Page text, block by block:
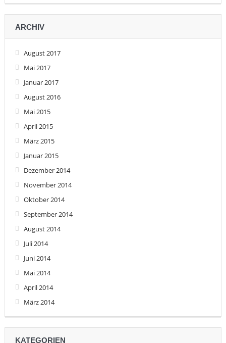
ARCHIV
August 2017
Mai 2017
Januar 2017
August 2016
Mai 2015
April 2015
März 2015
Januar 2015
Dezember 2014
November 2014
Oktober 2014
September 2014
August 2014
Juli 2014
Juni 2014
Mai 2014
April 2014
März 2014
KATEGORIEN